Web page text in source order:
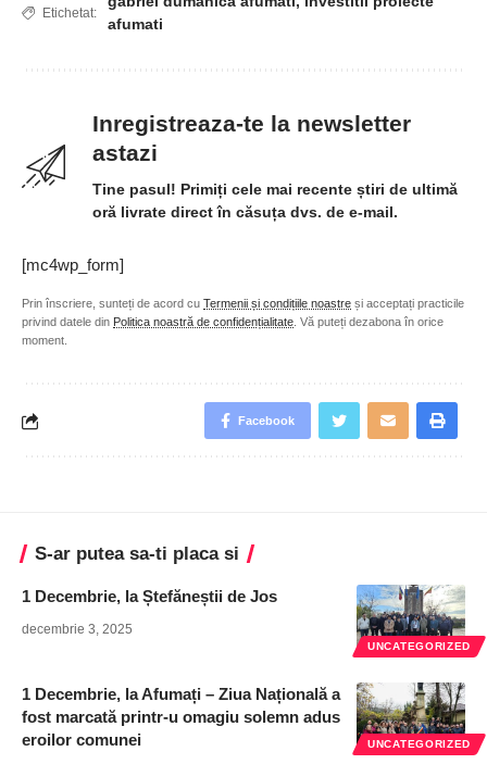
Etichetat:
afumati
Inregistreaza-te la newsletter
astazi
Tine pasul! Primiți cele mai recente știri de ultimă
oră livrate direct în căsuța dvs. de e-mail.
[mc4wp_form]
Prin înscriere, sunteți de acord cu Termenii și condițiile noastre și acceptați practicile
privind datele din Politica noastră de confidențialitate . Vă puteți dezabona în orice
moment.
Facebook
S-ar putea sa-ti placa si
UNCATEGORIZED
1 Decembrie, la Ștefăneștii de Jos
decembrie 3, 2025
UNCATEGORIZED
1 Decembrie, la Afumați – Ziua Națională a
fost marcată printr-u omagiu solemn adus
eroilor comunei